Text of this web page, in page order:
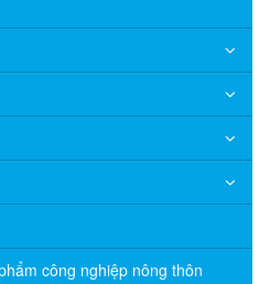
công nghiệp nông thôn